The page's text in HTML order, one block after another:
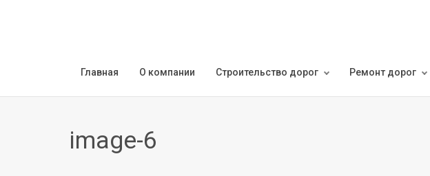
Главная О компании Строительство дорог Ремонт дорог
image-6